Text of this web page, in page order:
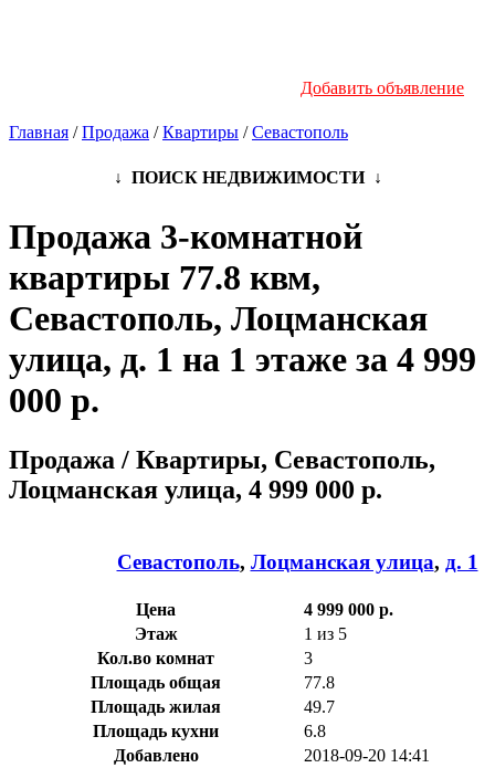
Добавить объявление
Главная /Продажа /Квартиры /Севастополь
↓ ПОИСК НЕДВИЖИМОСТИ ↓
Продажа 3-комнатной
квартиры 77.8 квм,
Севастополь, Лоцманская
улица, д. 1 на 1 этаже за 4 999
000 р.
Продажа / Квартиры, Севастополь,
Лоцманская улица, 4 999 000 р.
Севастополь, Лоцманская улица, д. 1
Цена
4 999 000 р.
Этаж
1 из 5
Кол.во комнат
3
Площадь общая
77.8
Площадь жилая
49.7
Площадь кухни
6.8
Добавлено
2018-09-20 14:41